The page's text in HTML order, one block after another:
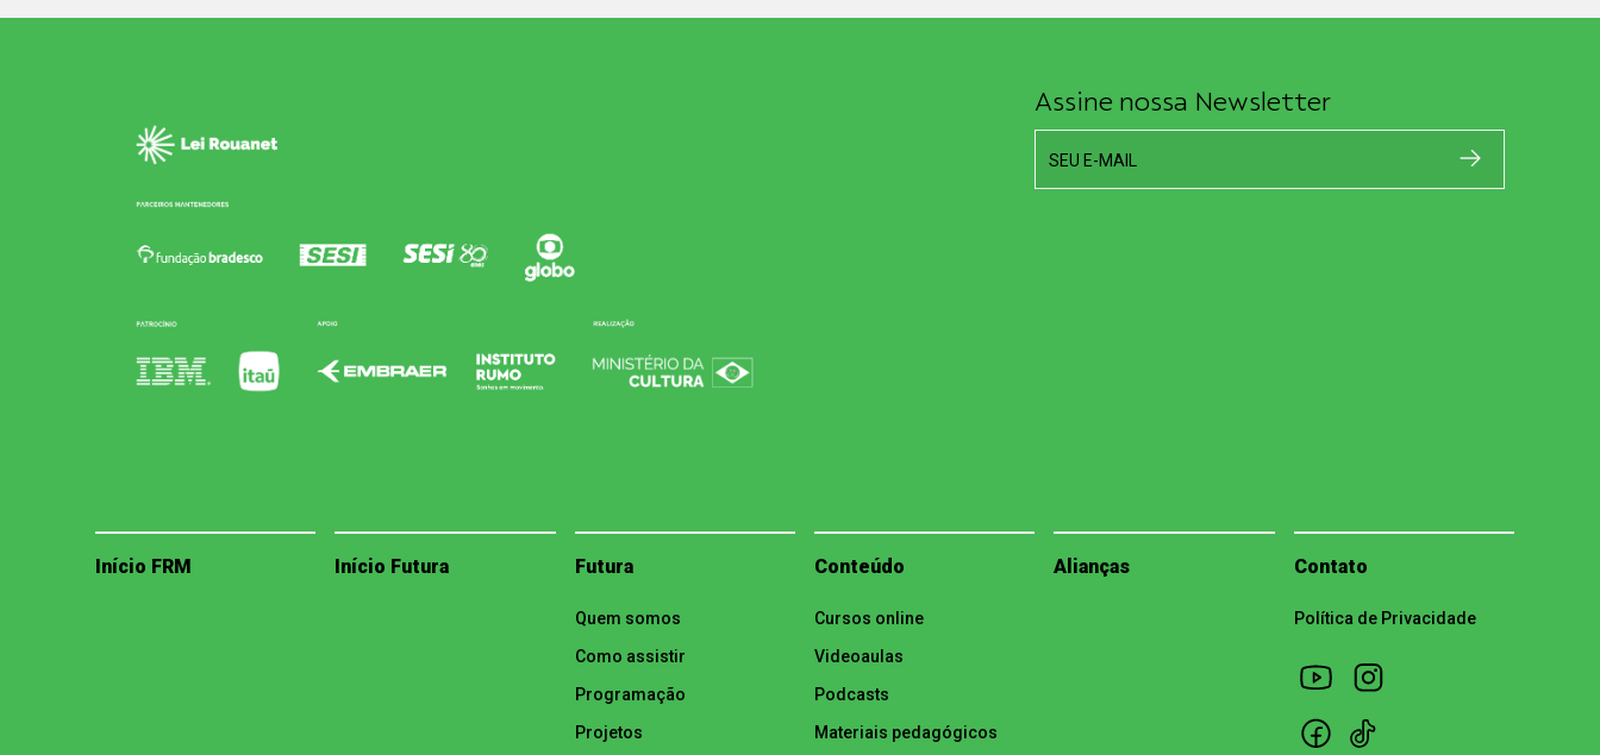
Assine nossa Newsletter
SEU E-MAIL
Início FRM Início Futura Futura
Quem somos
Como assistir
Programação
Projetos
Conteúdo
Cursos online
Videoaulas
Podcasts
Materiais pedagógicos
Alianças Contato
Política de Privacidade